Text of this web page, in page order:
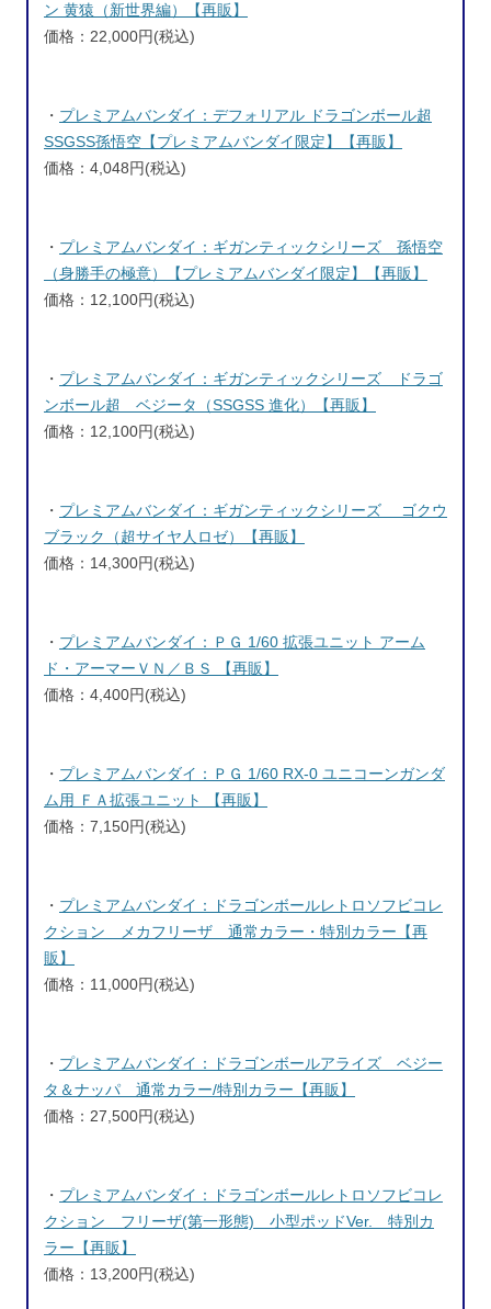
ン 黄猿（新世界編）【再販】
価格：22,000円(税込)
・ プレミアムバンダイ：デフォリアル ドラゴンボール超
SSGSS孫悟空【プレミアムバンダイ限定】【再販】
価格：4,048円(税込)
・ プレミアムバンダイ：ギガンティックシリーズ 孫悟空
（身勝手の極意）【プレミアムバンダイ限定】【再販】
価格：12,100円(税込)
・ プレミアムバンダイ：ギガンティックシリーズ ドラゴ
ンボール超 ベジータ（SSGSS 進化）【再販】
価格：12,100円(税込)
・ プレミアムバンダイ：ギガンティックシリーズ ゴクウ
ブラック（超サイヤ人ロゼ）【再販】
価格：14,300円(税込)
・ プレミアムバンダイ：ＰＧ 1/60 拡張ユニット アーム
ド・アーマーＶＮ／ＢＳ 【再販】
価格：4,400円(税込)
・ プレミアムバンダイ：ＰＧ 1/60 RX-0 ユニコーンガンダ
ム用 ＦＡ拡張ユニット 【再販】
価格：7,150円(税込)
・ プレミアムバンダイ：ドラゴンボールレトロソフビコレ
クション メカフリーザ 通常カラー・特別カラー【再
販】
価格：11,000円(税込)
・ プレミアムバンダイ：ドラゴンボールアライズ ベジー
タ＆ナッパ 通常カラー/特別カラー【再販】
価格：27,500円(税込)
・ プレミアムバンダイ：ドラゴンボールレトロソフビコレ
クション フリーザ(第一形態) 小型ポッドVer. 特別カ
ラー【再販】
価格：13,200円(税込)